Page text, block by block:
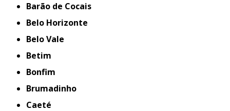
Barão de Cocais
Belo Horizonte
Belo Vale
Betim
Bonfim
Brumadinho
Caeté